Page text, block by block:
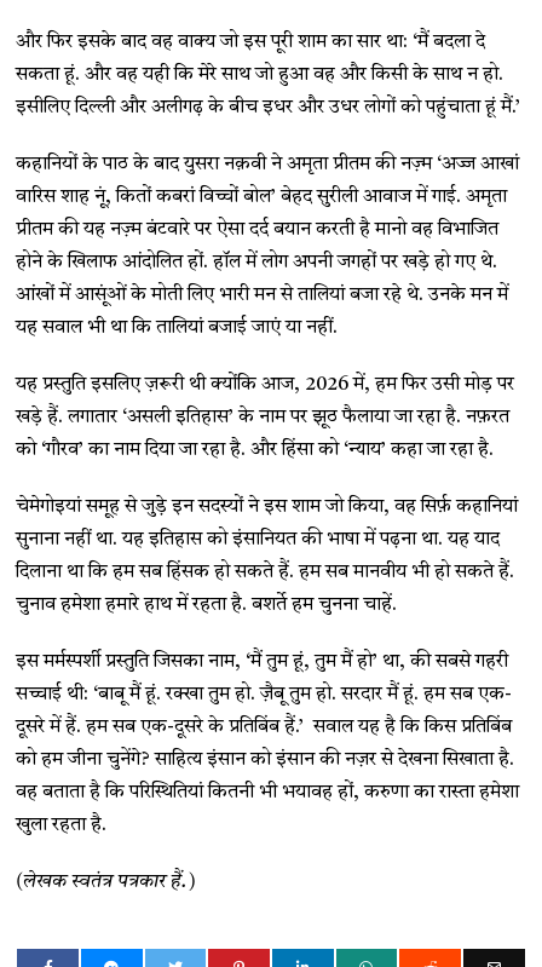
और फिर इसके बाद वह वाक्य जो इस पूरी शाम का सार था: ‘मैं बदला दे
सकता हूं. और वह यही कि मेरे साथ जो हुआ वह और किसी के साथ न हो.
इसीलिए दिल्ली और अलीगढ़ के बीच इधर और उधर लोगों को पहुंचाता हूं मैं.’
कहानियों के पाठ के बाद युसरा नक़वी ने अमृता प्रीतम की नज़्म ‘अज्ज आखां
वारिस शाह नूं, कितों कबरां विच्चों बोल’ बेहद सुरीली आवाज में गाई. अमृता
प्रीतम की यह नज़्म बंटवारे पर ऐसा दर्द बयान करती है मानो वह विभाजित
होने के खिलाफ आंदोलित हों. हॉल में लोग अपनी जगहों पर खड़े हो गए थे.
आंखों में आसूंओं के मोती लिए भारी मन से तालियां बजा रहे थे. उनके मन में
यह सवाल भी था कि तालियां बजाई जाएं या नहीं.
यह प्रस्तुति इसलिए ज़रूरी थी क्योंकि आज, 2026 में, हम फिर उसी मोड़ पर
खड़े हैं. लगातार ‘असली इतिहास’ के नाम पर झूठ फैलाया जा रहा है. नफ़रत
को ‘गौरव’ का नाम दिया जा रहा है. और हिंसा को ‘न्याय’ कहा जा रहा है.
चेमेगोइयां समूह से जुड़े इन सदस्यों ने इस शाम जो किया, वह सिर्फ़ कहानियां
सुनाना नहीं था. यह इतिहास को इंसानियत की भाषा में पढ़ना था. यह याद
दिलाना था कि हम सब हिंसक हो सकते हैं. हम सब मानवीय भी हो सकते हैं.
चुनाव हमेशा हमारे हाथ में रहता है. बशर्ते हम चुनना चाहें.
इस मर्मस्पर्शी प्रस्तुति जिसका नाम, ‘मैं तुम हूं, तुम मैं हो’ था, की सबसे गहरी
सच्चाई थी: ‘बाबू मैं हूं. रक्खा तुम हो. ज़ैबू तुम हो. सरदार मैं हूं. हम सब एक-
दूसरे में हैं. हम सब एक-दूसरे के प्रतिबिंब हैं.’ सवाल यह है कि किस प्रतिबिंब
को हम जीना चुनेंगे? साहित्य इंसान को इंसान की नज़र से देखना सिखाता है.
वह बताता है कि परिस्थितियां कितनी भी भयावह हों, करुणा का रास्ता हमेशा
खुला रहता है.
(लेखक स्वतंत्र पत्रकार हैं.)